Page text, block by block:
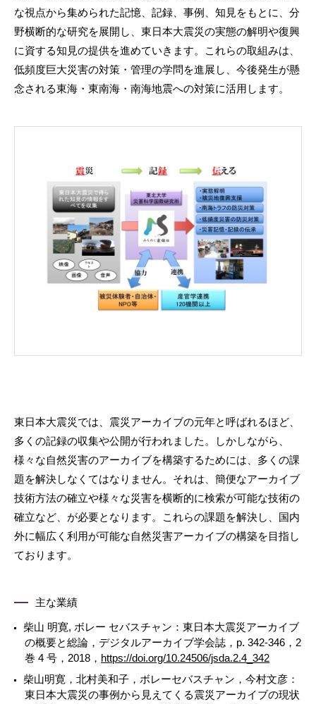
な視点から集められた記憶、記録、事例、知見をもとに、分
野横断的な研究を展開し、東日本大震災の実態の解明や復興
に資する知見の提供を進めていきます。これらの取組みは、
低頻度巨大災害の対策・管理の学問を進展し、今後発生が懸
念される東海・東南海・南海地震への対策に活用します。
東日本大震災では、震災アーカイブの元年と呼ばれるほど、
多くの記録の収集や公開が行われました。しかしながら、
様々な自然災害のアーカイブを構築するためには、多くの課
題を解決しなくてはなりません。それは、簡便なアーカイブ
技術方法の確立や様々な災害を横断的に検索が可能な技術の
確立など、が必要となります。これらの課題を解決し、国内
外に幅広く利用が可能な自然災害アーカイブの構築を目指し
ております。
主な業績
柴山 明寛, ボレー セバスチャン：東日本大震災アーカイブ
の概要と総論，デジタルアーカイブ学会誌，p. 342-346，2
巻 4 号，2018， https://doi.org/10.24506/jsda.2.4_342
柴山明寛，北村美和子，ボレーセバスチャン，今村文彦：
東日本大震災の事例から見えてくる震災アーカイブの現状